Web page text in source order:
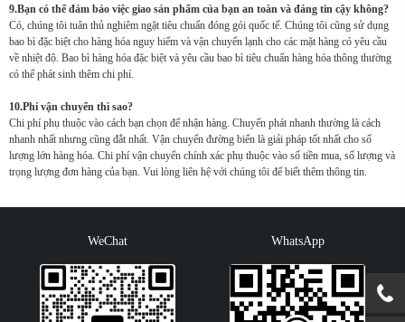
9.Bạn có thể đảm bảo việc giao sản phẩm của bạn an toàn và đáng tin cậy không?
Có, chúng tôi tuân thủ nghiêm ngặt tiêu chuẩn đóng gói quốc tế. Chúng tôi cũng sử dụng
bao bì đặc biệt cho hàng hóa nguy hiểm và vận chuyển lạnh cho các mặt hàng có yêu cầu
về nhiệt độ. Bao bì hàng hóa đặc biệt và yêu cầu bao bì tiêu chuẩn hàng hóa thông thường
có thể phát sinh thêm chi phí.
10.Phí vận chuyển thì sao?
Chi phí phụ thuộc vào cách bạn chọn để nhận hàng. Chuyển phát nhanh thường là cách
nhanh nhất nhưng cũng đắt nhất. Vận chuyển đường biển là giải pháp tốt nhất cho số
lượng lớn hàng hóa. Chi phí vận chuyển chính xác phụ thuộc vào số tiền mua, số lượng và
trọng lượng đơn hàng của bạn. Vui lòng liên hệ với chúng tôi để biết thêm thông tin.
WeChat WhatsApp